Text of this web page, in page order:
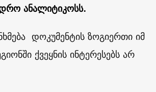
ანალიტიკოსს.
დოკუმენტის ზოგიერთი იმ
ქვეყნის ინტერესებს არ